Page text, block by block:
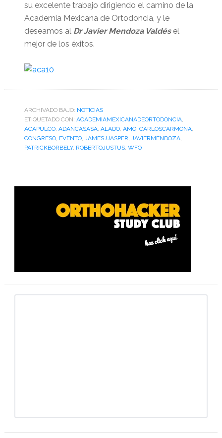
su excelente trabajo dirigiendo el camino de la
Academia Mexicana de Ortodoncia, y le
deseamos al Dr Javier Mendoza Valdésel
mejor de los éxitos.
ARCHIVADO BAJO: NOTICIAS
ETIQUETADO CON: ACADEMIAMEXICANADEORTODONCIA,
ACAPULCO, ADANCASASA, ALADO, AMO, CARLOSCARMONA,
CONGRESO, EVENTO, JAMESJJASPER, JAVIERMENDOZA,
PATRICKBORBELY, ROBERTOJUSTUS, WFO
Barra
primaria